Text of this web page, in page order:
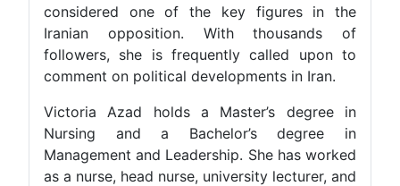
considered one of the key figures in the
Iranian opposition. With thousands of
followers, she is frequently called upon to
comment on political developments in Iran.
Victoria Azad holds a Master’s degree in
Nursing and a Bachelor’s degree in
Management and Leadership. She has worked
as a nurse, head nurse, university lecturer, and